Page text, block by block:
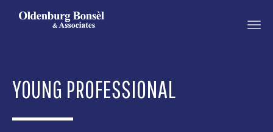
OLDENBURG
YOUNG PROFESSIONAL